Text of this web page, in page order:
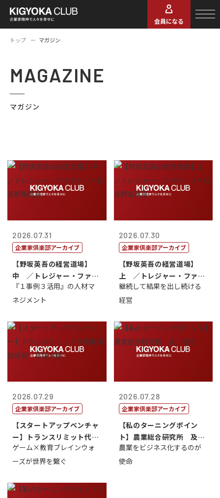
会員になる
トップ マガジン
MAGAZINE
マガジン
2026.07.31
企業家倶楽部アーカイブ
【野坂英吾の経営道場】
中 ／トレジャー・ファク
トリー社長野坂...
『１事例３活用』の人材マ
ネジメント
2026.07.30
企業家倶楽部アーカイブ
【野坂英吾の経営道場】
上 ／トレジャー・ファク
トリー社長野坂...
継続して結果を出し続ける
経営
2026.07.29
企業家倶楽部アーカイブ
【スタートアップベンチャ
ー】トランスリミット代表
取締役社長 ...
ゲーム×教育ブレインウォ
ーズが世界を繋ぐ
2026.07.28
企業家倶楽部アーカイブ
【私のターニングポイン
ト】農業総合研究所 及川
智正
農業をビジネス化するのが
使命